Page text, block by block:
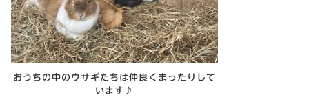
おうちの中のウサギたちは仲良くまったりして
います♪